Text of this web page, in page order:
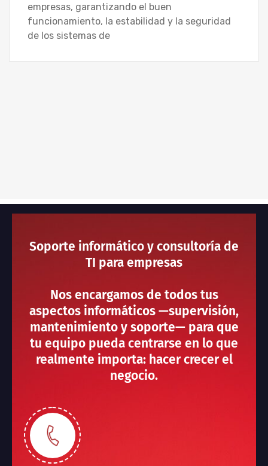
empresas, garantizando el buen
funcionamiento, la estabilidad y la seguridad
de los sistemas de
Soporte informático y consultoría de
TI para empresas
Nos encargamos de todos tus
aspectos informáticos —supervisión,
mantenimiento y soporte— para que
tu equipo pueda centrarse en lo que
realmente importa: hacer crecer el
negocio.